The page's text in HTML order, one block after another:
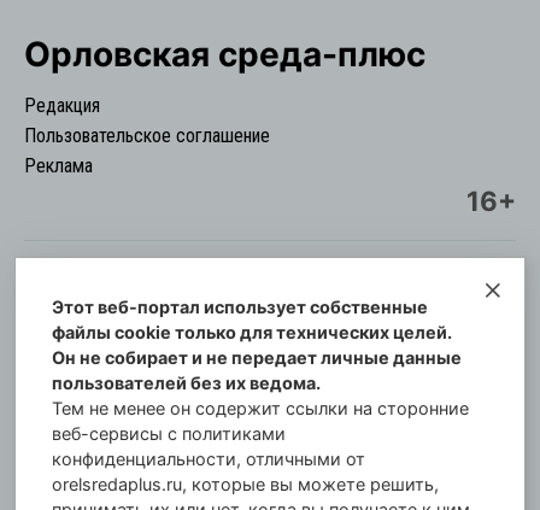
Орловская cреда-плюс
Редакция
Пользовательское соглашение
Реклама
16+
© Информационный городской портал
Орловская cреда-плюс, 2021-2026
Свидетельство о регистрации СМИ: ПИ №57-
00254 от 29 октября 2013 г.
Газета зарегистрирована Управлением
Федеральной службы по надзору в сфере связи,
информационных технологий и массовых
Этот веб-портал использует собственные
файлы cookie только для технических целей.
Он не собирает и не передает личные данные
пользователей без их ведома.
Тем не менее он содержит ссылки на сторонние
веб-сервисы с политиками
конфиденциальности, отличными от
orelsredaplus.ru, которые вы можете решить,